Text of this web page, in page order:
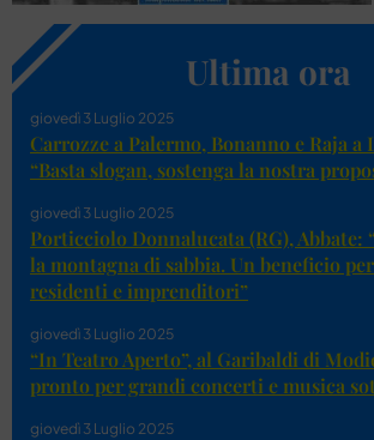
Ultima ora
giovedì 3 Luglio 2025
Carrozze a Palermo, Bonanno e Raja a
“Basta slogan, sostenga la nostra
giovedì 3 Luglio 2025
Porticciolo Donnalucata (RG), Abbate:
la montagna di sabbia. Un beneficio
residenti e imprenditori”
giovedì 3 Luglio 2025
“In Teatro Aperto”, al Garibaldi di
pronto per grandi concerti e musica
giovedì 3 Luglio 2025